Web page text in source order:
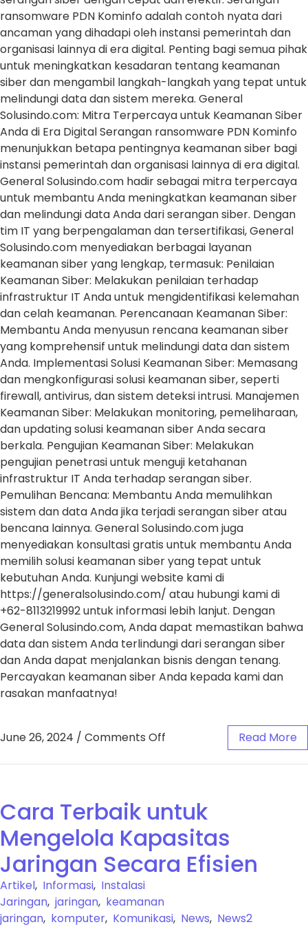
ransomware PDN Kominfo adalah contoh nyata dari
ancaman yang dihadapi oleh instansi pemerintah dan
organisasi lainnya di era digital. Penting bagi semua pihak
untuk meningkatkan kesadaran tentang keamanan
siber dan mengambil langkah-langkah yang tepat untuk
melindungi data dan sistem mereka. General
Solusindo.com: Mitra Terpercaya untuk Keamanan Siber
Anda di Era Digital Serangan ransomware PDN Kominfo
menunjukkan betapa pentingnya keamanan siber bagi
instansi pemerintah dan organisasi lainnya di era digital.
General Solusindo.com hadir sebagai mitra terpercaya
untuk membantu Anda meningkatkan keamanan siber
dan melindungi data Anda dari serangan siber. Dengan
tim IT yang berpengalaman dan tersertifikasi, General
Solusindo.com menyediakan berbagai layanan
keamanan siber yang lengkap, termasuk: Penilaian
Keamanan Siber: Melakukan penilaian terhadap
infrastruktur IT Anda untuk mengidentifikasi kelemahan
dan celah keamanan. Perencanaan Keamanan Siber:
Membantu Anda menyusun rencana keamanan siber
yang komprehensif untuk melindungi data dan sistem
Anda. Implementasi Solusi Keamanan Siber: Memasang
dan mengkonfigurasi solusi keamanan siber, seperti
firewall, antivirus, dan sistem deteksi intrusi. Manajemen
Keamanan Siber: Melakukan monitoring, pemeliharaan,
dan updating solusi keamanan siber Anda secara
berkala. Pengujian Keamanan Siber: Melakukan
pengujian penetrasi untuk menguji ketahanan
infrastruktur IT Anda terhadap serangan siber.
Pemulihan Bencana: Membantu Anda memulihkan
sistem dan data Anda jika terjadi serangan siber atau
bencana lainnya. General Solusindo.com juga
menyediakan konsultasi gratis untuk membantu Anda
memilih solusi keamanan siber yang tepat untuk
kebutuhan Anda. Kunjungi website kami di
https://generalsolusindo.com/ atau hubungi kami di
+62-8113219992 untuk informasi lebih lanjut. Dengan
General Solusindo.com, Anda dapat memastikan bahwa
data dan sistem Anda terlindungi dari serangan siber
dan Anda dapat menjalankan bisnis dengan tenang.
Percayakan keamanan siber Anda kepada kami dan
rasakan manfaatnya!
June 26, 2024 / Comments Off Read More
Cara Terbaik untuk
Mengelola Kapasitas
Jaringan Secara Efisien
Artikel, Informasi, Instalasi
Jaringan, jaringan, keamanan
jaringan, komputer, Komunikasi, News, News2